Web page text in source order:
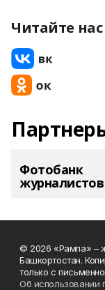
Читайте нас
Фотобанк
© 2026 «Рампа» –
Башкортостан.
только с
Об использовании